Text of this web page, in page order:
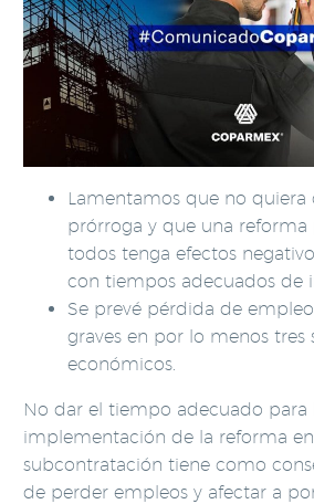
Lamentamos que no quiera
prórroga y que una
todos tenga efectos
con tiempos adecuados de
Se prevé pérdida de
graves en por lo menos tres
económicos.
No dar el tiempo adecuado para
implementación de la reforma
subcontratación tiene como
de perder empleos y afectar a